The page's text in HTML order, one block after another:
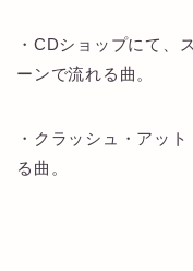
・CDショップにて、
ーンで流れる曲。
・クラッシュ・アッ
る曲。